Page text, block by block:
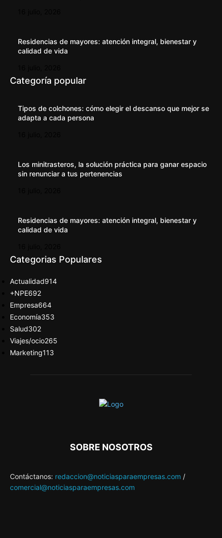
Residencias de mayores: atención integral, bienestar y
calidad de vida
Categoría popular
Tipos de colchones: cómo elegir el descanso que mejor se
adapta a cada persona
Los minitrasteros, la solución práctica para ganar espacio
sin renunciar a tus pertenencias
Residencias de mayores: atención integral, bienestar y
calidad de vida
Categorias Populares
Actualidad914
+NPE692
Empresa664
Economía353
Salud302
Viajes/ocio265
Marketing113
SOBRE NOSOTROS
Contáctanos: redaccion@noticiasparaempresas.com /
comercial@noticiasparaempresas.com